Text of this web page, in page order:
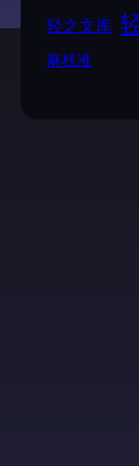
轻之文库
麻枝准